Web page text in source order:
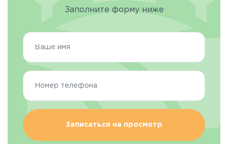
Заполните форму ниже
Записаться на просмотр